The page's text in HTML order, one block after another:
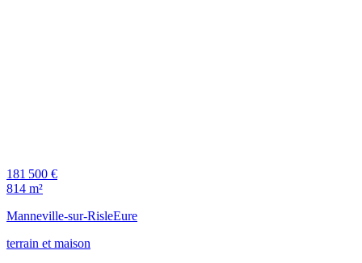
181 500 €
814 m²
Manneville-sur-RisleEure
terrain et maison